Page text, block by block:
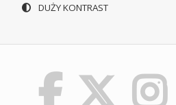
DUŻY KONTRAST